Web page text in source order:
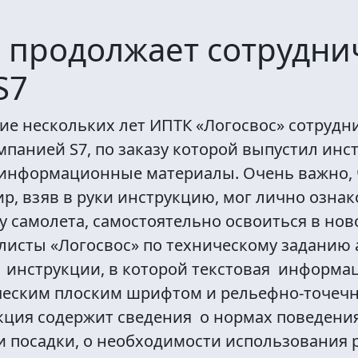
нескольких лет ИПТК «Логосвос»
S7, по заказу которой выпустил
материалы. Очень
взяв в руки инструкцию, мог лично
самолета, самостоятельно освоиться в
«Логосвос» по техническому
в которой текстовая
плоским шрифтом и рельефно-
содержит сведения о нормах
посадки, о необходимости